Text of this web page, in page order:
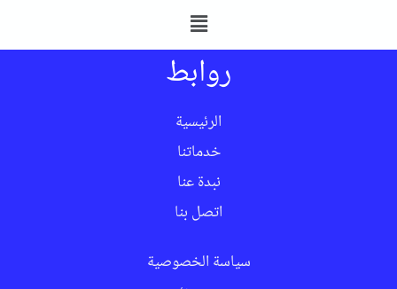
روابط
الرئيسية
خدماتنا
نبدة عنا
اتصل بنا
سياسة الخصوصية